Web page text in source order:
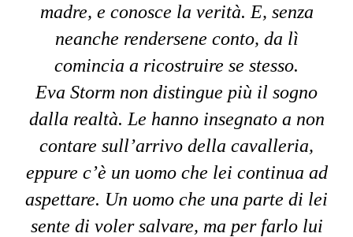
madre, e conosce la verità. E, senza
neanche rendersene conto, da lì
comincia a ricostruire se stesso.
Eva Storm non distingue più il sogno
dalla realtà. Le hanno insegnato a non
contare sull’arrivo della cavalleria,
eppure c’è un uomo che lei continua ad
aspettare. Un uomo che una parte di lei
sente di voler salvare, ma per farlo lui